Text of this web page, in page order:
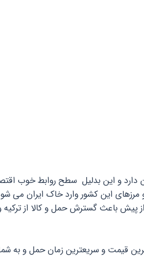
دارد و این بدلیل سطح روابط خوب
این کشور وارد خاک ایران می
باعث گسترش حمل و کالا از ترکیه و
قیمت و سریعترین زمان حمل و به